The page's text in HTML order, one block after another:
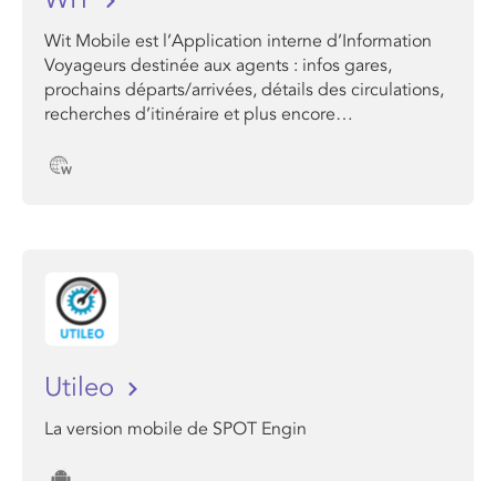
Wit Mobile est l’Application interne d’Information
Voyageurs destinée aux agents : infos gares,
prochains départs/arrivées, détails des circulations,
recherches d’itinéraire et plus encore…
Utileo
La version mobile de SPOT Engin